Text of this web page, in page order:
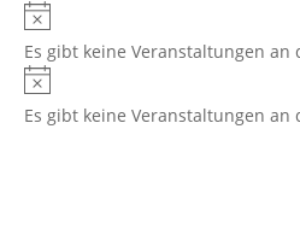
Es gibt keine Veranstaltungen an
Es gibt keine Veranstaltungen an